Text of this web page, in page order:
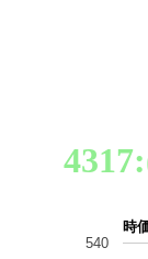
時
540